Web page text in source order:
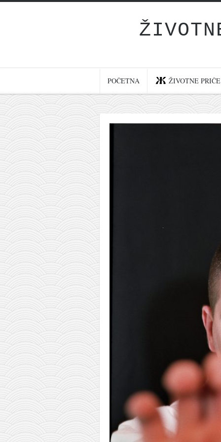
POČETNA ŽIVOTNE PRIČE
internet poslovanje
ishranom do zdravlja
moj haiku
momenti i mesta
bonus sadržaj
Svetlopis
zakonopravilo
duhovni otac
pravoslavlje
zabranjena istorija
ćirilica
porodične priče
umesto tvitera
kalendar srpski
azbuki i knjige
Okinava karate
najnovije na blogu
moje beleške
istorija karatea
bubishi
karate
kihon